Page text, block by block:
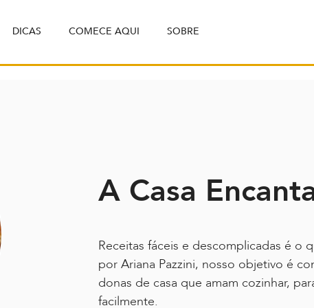
DICAS COMECE AQUI SOBRE
A Casa
Receitas fáceis e descomplicadas é o
por Ariana Pazzini, nosso objetivo é
donas de casa que amam cozinhar,
facilmente.